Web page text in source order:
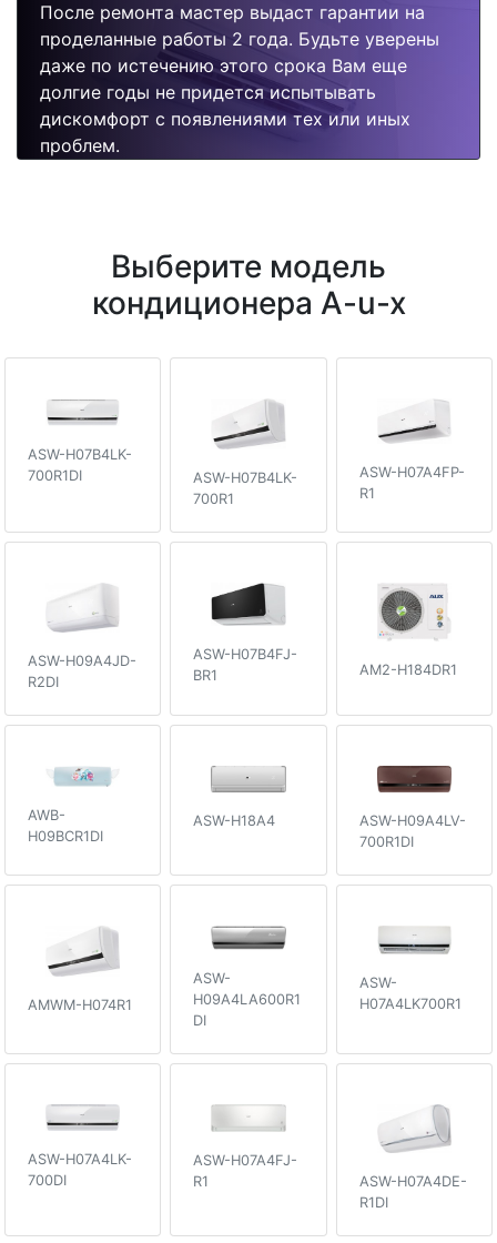
После ремонта мастер выдаст гарантии на
проделанные работы 2 года. Будьте уверены
даже по истечению этого срока Вам еще
долгие годы не придется испытывать
дискомфорт с появлениями тех или иных
проблем.
Выберите модель
кондиционера A-u-x
ASW-H07B4LK-
700R1DI
ASW-H07B4LK-
700R1
ASW-H07A4FP-
R1
ASW-H09A4JD-
R2DI
ASW-H07B4FJ-
BR1
AM2-H184DR1
AWB-
H09BCR1DI
ASW-H18A4
ASW-H09A4LV-
700R1DI
AMWM-H074R1
ASW-
H09A4LA600R1
DI
ASW-
H07A4LK700R1
ASW-H07A4LK-
700DI
ASW-H07A4FJ-
R1
ASW-H07A4DE-
R1DI